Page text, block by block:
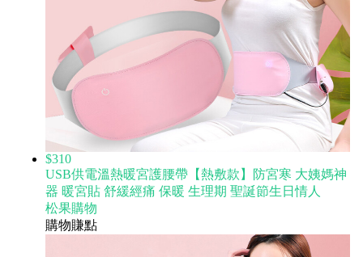
$310
USB供電溫熱暖宮護腰帶【熱敷款】防宮寒 大姨媽神
器 暖宮貼 舒緩經痛 保暖 生理期 聖誕節生日情人
松果購物
購物賺點